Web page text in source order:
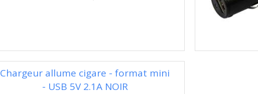
Chargeur allume cigare - format mini
- USB 5V 2.1A NOIR